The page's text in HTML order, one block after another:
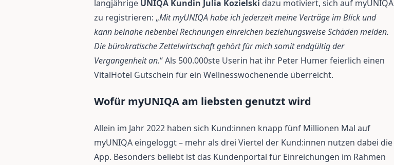
langjährige UNIQA Kundin Julia Kozielski dazu motiviert, sich auf myUNIQA
zu registrieren: „Mit myUNIQA habe ich jederzeit meine Verträge im Blick und
kann beinahe nebenbei Rechnungen einreichen beziehungsweise Schäden melden.
Die bürokratische Zettelwirtschaft gehört für mich somit endgültig der
Vergangenheit an.“ Als 500.000ste Userin hat ihr Peter Humer feierlich einen
VitalHotel Gutschein für ein Wellnesswochenende überreicht.
Wofür myUNIQA am liebsten genutzt wird
Allein im Jahr 2022 haben sich Kund:innen knapp fünf Millionen Mal auf
myUNIQA eingeloggt – mehr als drei Viertel der Kund:innen nutzen dabei die
App. Besonders beliebt ist das Kundenportal für Einreichungen im Rahmen